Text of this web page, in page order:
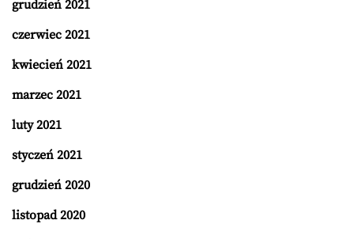
grudzień 2021
czerwiec 2021
kwiecień 2021
marzec 2021
luty 2021
styczeń 2021
grudzień 2020
listopad 2020